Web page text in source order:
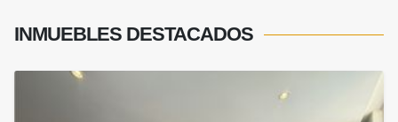
INMUEBLES DESTACADOS